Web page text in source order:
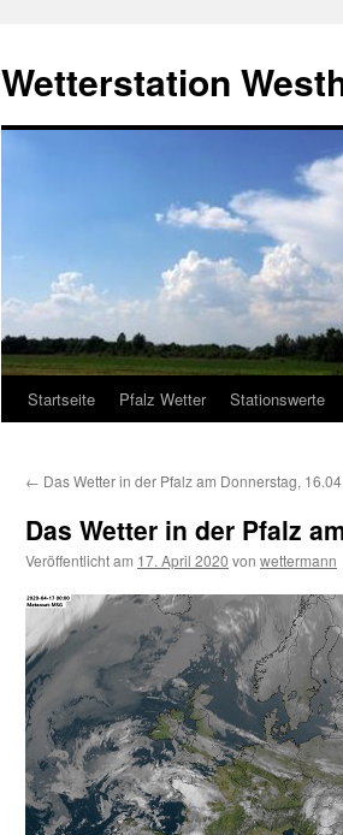
springen
Wetterstation
Startseite Pfalz Wetter Stationswerte
← Das Wetter in der Pfalz am Donnerstag,
Das Wetter in der Pfalz
Veröffentlicht am 17. April 2020 von wettermann